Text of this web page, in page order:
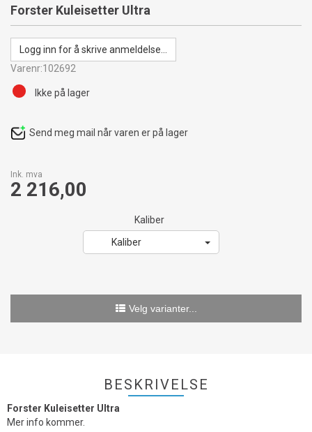
Forster Kuleisetter Ultra
Logg inn for å skrive anmeldelse...
Varenr:102692
Ink. mva
2 216,00
Kaliber
Kaliber
Velg varianter...
Ikke på lager
Send meg mail når varen er på lager
BESKRIVELSE
Forster Kuleisetter Ultra
Mer info kommer.